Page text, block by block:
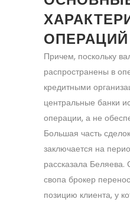
ОПЕРАЦИЙ
Причем, поскольку
распространены в
кредитными
центральные банки
операции, а не
Большая часть
заключается на
рассказала
свопа брокер
позицию клиента, у